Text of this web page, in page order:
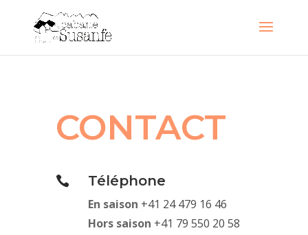
CONTACT
 Téléphone
En saison +41 24 479 16 46
Hors saison +41 79 550 20 58